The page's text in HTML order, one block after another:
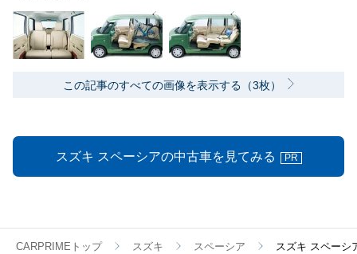
この記事のすべての画像を表示する（3枚）
スズキ スペーシアの中古車を見てみる PR
CARPRIMEトップ スズキ スペーシア スズキ スペーシ